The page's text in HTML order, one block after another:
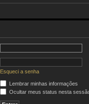
Esqueci a senha
Lembrar minhas informações
Ocultar meus status nesta